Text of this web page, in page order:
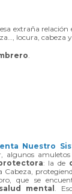
extraña
locura, cabeza
.
Nuestro
algunos
: la de
Cabeza,
que se
mental .